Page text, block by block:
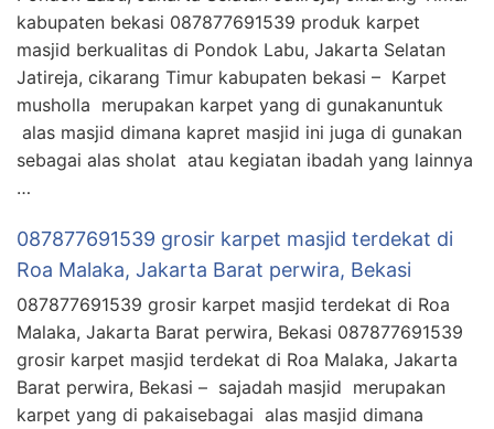
kabupaten bekasi 087877691539 produk karpet
masjid berkualitas di Pondok Labu, Jakarta Selatan
Jatireja, cikarang Timur kabupaten bekasi – Karpet
musholla merupakan karpet yang di gunakanuntuk
alas masjid dimana kapret masjid ini juga di gunakan
sebagai alas sholat atau kegiatan ibadah yang lainnya
…
087877691539 grosir karpet masjid terdekat di
Roa Malaka, Jakarta Barat perwira, Bekasi
087877691539 grosir karpet masjid terdekat di Roa
Malaka, Jakarta Barat perwira, Bekasi 087877691539
grosir karpet masjid terdekat di Roa Malaka, Jakarta
Barat perwira, Bekasi – sajadah masjid merupakan
karpet yang di pakaisebagai alas masjid dimana